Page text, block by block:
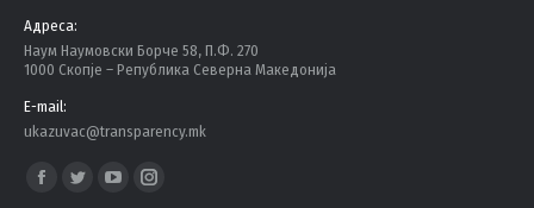
Адреса:
Наум Наумовски Борче 58, П.Ф. 270
1000 Скопје – Република Северна Македонија
E-mail:
ukazuvac@transparency.mk
Find us on:
FacebookTwitter YouTubeInstagram